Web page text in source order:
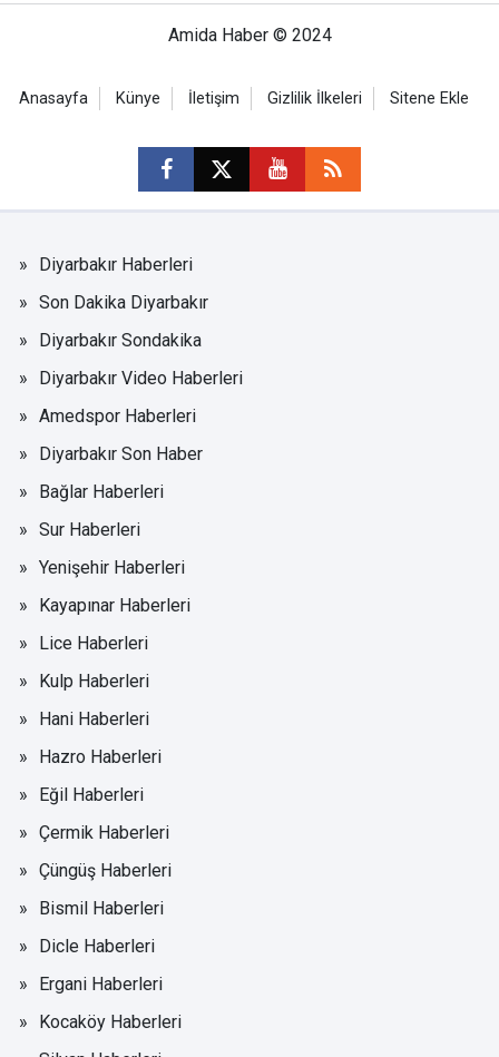
Amida Haber © 2024
Anasayfa Künye İletişim Gizlilik İlkeleri Sitene Ekle
Diyarbakır Haberleri
Son Dakika Diyarbakır
Diyarbakır Sondakika
Diyarbakır Video Haberleri
Amedspor Haberleri
Diyarbakır Son Haber
Bağlar Haberleri
Sur Haberleri
Yenişehir Haberleri
Kayapınar Haberleri
Lice Haberleri
Kulp Haberleri
Hani Haberleri
Hazro Haberleri
Eğil Haberleri
Çermik Haberleri
Çüngüş Haberleri
Bismil Haberleri
Dicle Haberleri
Ergani Haberleri
Kocaköy Haberleri